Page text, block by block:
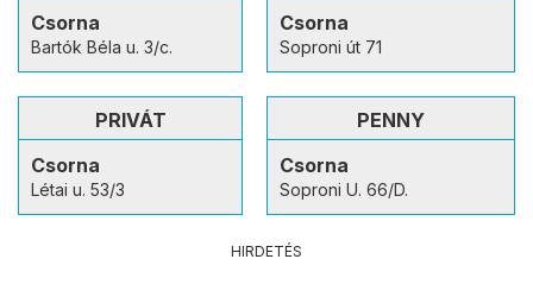
Csorna
Bartók Béla u. 3/c.
Csorna
Soproni út 71
PRIVÁT
Csorna
Létai u. 53/3
PENNY
Csorna
Soproni U. 66/D.
HIRDETÉS